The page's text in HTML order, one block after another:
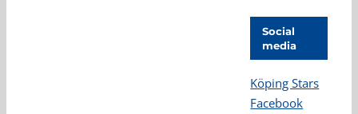
Social
media
Köping Stars
Facebook